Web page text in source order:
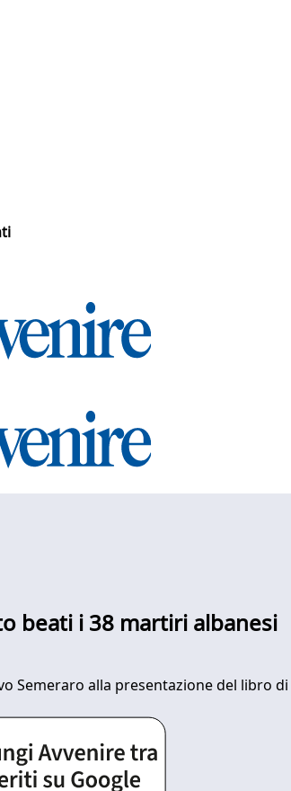
beati i 38 martiri albanesi
Semeraro alla presentazione del